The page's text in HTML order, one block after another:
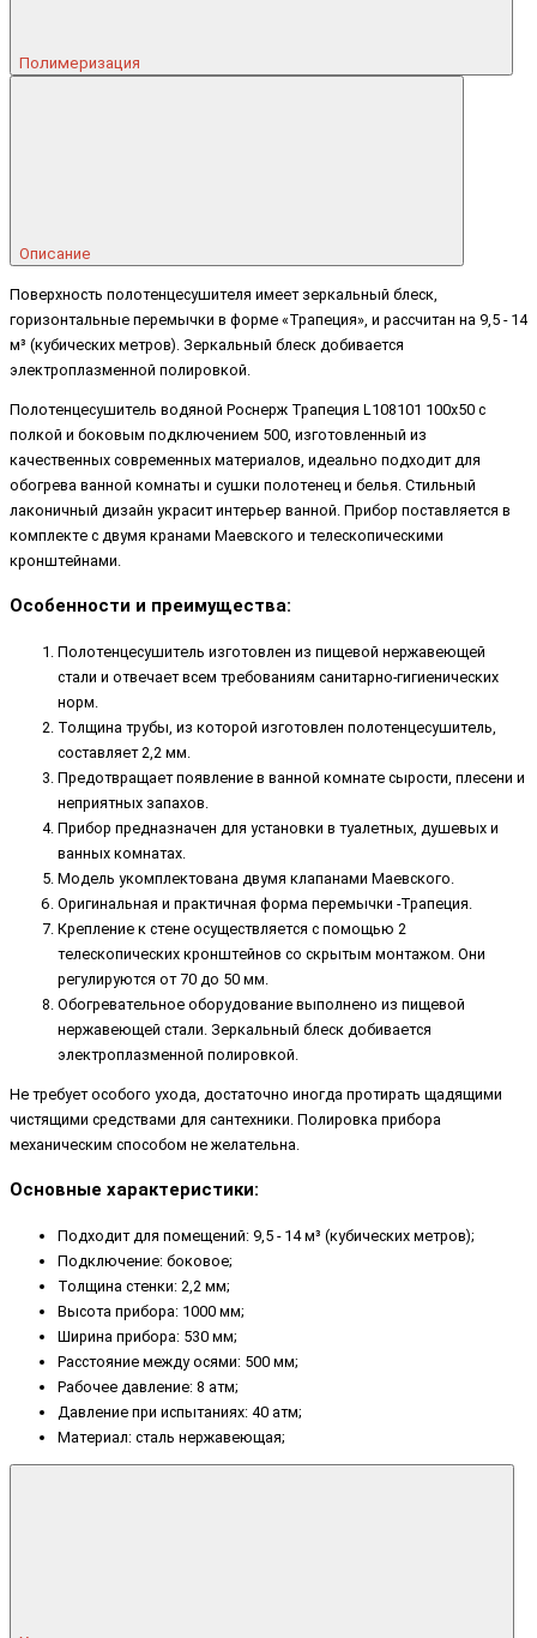
Полимеризация
Описание
Поверхность полотенцесушителя имеет зеркальный блеск,
горизонтальные перемычки в форме «Трапеция», и рассчитан на 9,5 - 14
м³ (кубических метров). Зеркальный блеск добивается
электроплазменной полировкой.
Полотенцесушитель водяной Роснерж Трапеция L108101 100x50 с
полкой и боковым подключением 500, изготовленный из
качественных современных материалов, идеально подходит для
обогрева ванной комнаты и сушки полотенец и белья. Стильный
лаконичный дизайн украсит интерьер ванной. Прибор поставляется в
комплекте с двумя кранами Маевского и телескопическими
кронштейнами.
Особенности и преимущества:
Полотенцесушитель изготовлен из пищевой нержавеющей
стали и отвечает всем требованиям санитарно-гигиенических
норм.
Толщина трубы, из которой изготовлен полотенцесушитель,
составляет 2,2 мм.
Предотвращает появление в ванной комнате сырости, плесени и
неприятных запахов.
Прибор предназначен для установки в туалетных, душевых и
ванных комнатах.
Модель укомплектована двумя клапанами Маевского.
Оригинальная и практичная форма перемычки -Трапеция.
Крепление к стене осуществляется с помощью 2
телескопических кронштейнов со скрытым монтажом. Они
регулируются от 70 до 50 мм.
Обогревательное оборудование выполнено из пищевой
нержавеющей стали. Зеркальный блеск добивается
электроплазменной полировкой.
Не требует особого ухода, достаточно иногда протирать щадящими
чистящими средствами для сантехники. Полировка прибора
механическим способом не желательна.
Основные характеристики:
Подходит для помещений: 9,5 - 14 м³ (кубических метров);
Подключение: боковое;
Толщина стенки: 2,2 мм;
Высота прибора: 1000 мм;
Ширина прибора: 530 мм;
Расстояние между осями: 500 мм;
Рабочее давление: 8 атм;
Давление при испытаниях: 40 атм;
Материал: сталь нержавеющая;